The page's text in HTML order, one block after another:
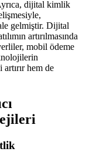
dijital kimlik
gelmiştir. Dijital
artırılmasında
mobil ödeme
artırır hem de